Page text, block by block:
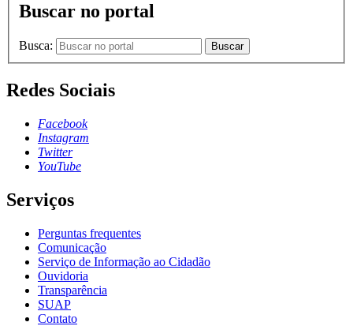
Buscar no portal
Busca: Buscar
Redes Sociais
Facebook
Instagram
Twitter
YouTube
Serviços
Perguntas frequentes
Comunicação
Serviço de Informação ao Cidadão
Ouvidoria
Transparência
SUAP
Contato